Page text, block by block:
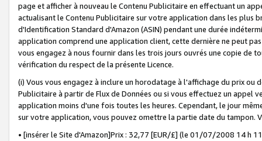
page et afficher à nouveau le Contenu Publicitaire en effectuant un
actualisant le Contenu Publicitaire sur votre application dans les plus
d'Identification Standard d'Amazon (ASIN) pendant une durée
application comprend une application client, cette dernière ne peut
vous engagez à nous fournir dans les trois jours ouvrés une copie de
vérification du respect de la présente Licence.
(i) Vous vous engagez à inclure un horodatage à l'affichage du prix
Publicitaire à partir de Flux de Données ou si vous effectuez un appel
application moins d'une fois toutes les heures. Cependant, le jour
sur votre application, vous pouvez omettre la partie date du tampon.
• [insérer le Site d'Amazon]Prix : 32,77 [EUR/£] (le 01/07/2008 14 h